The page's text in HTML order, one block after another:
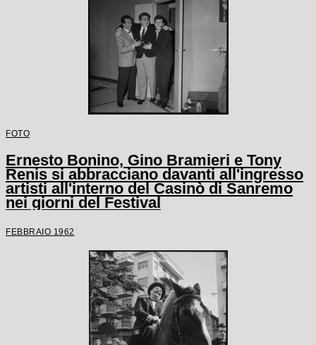
FOTO
Ernesto Bonino, Gino Bramieri e Tony
Renis si abbracciano davanti all'ingresso
artisti all'interno del Casinò di Sanremo
nei giorni del Festival
FEBBRAIO 1962